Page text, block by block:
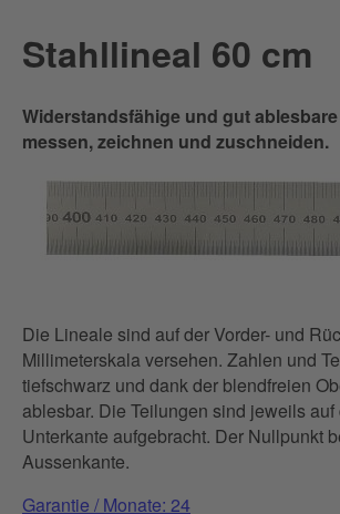
Stahllineal 60 cm
Widerstandsfähige und gut
messen, zeichnen und zuschneiden.
Die Lineale sind auf der Vorder- und
Millimeterskala versehen. Zahlen und
tiefschwarz und dank der blendfreien
ablesbar. Die Teilungen sind jeweils auf
Unterkante aufgebracht. Der Nullpunkt
Aussenkante.
Garantie / Monate: 24